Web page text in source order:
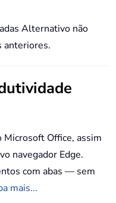
Alternativo não
anteriores.
Microsoft Office, assim
navegador Edge.
com abas — sem
mais...